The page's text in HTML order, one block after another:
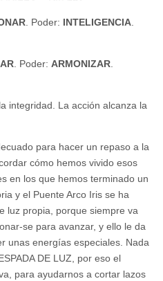
. Poder: INTELIGENCIA
. Poder: ARMONIZAR
integridad. La acción alcanza la
para hacer un repaso a la
cómo hemos vivido esos
en los que hemos terminado un
y el Puente Arco Iris se ha
luz propia, porque siempre va
se para avanzar, y ello le da
unas energías especiales. Nada
DE LUZ, por eso el
para ayudarnos a cortar lazos